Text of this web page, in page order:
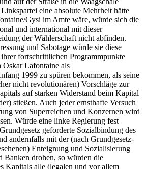
eine absolute Mehrheit hätte
Gysi im Amte wäre, würde sich die
und international mit dieser
der Wählerschaft nicht abfinden.
und Sabotage würde sie diese
fortschrittlichen Programmpunkte
Oskar Lafontaine als
1999 zu spüren bekommen, als seine
nicht revolutionären) Vorschläge zur
auf starken Widerstand beim Kapital
stießen. Auch jeder ernsthafte Versuch
von Superreichen und Konzernen wird
Würde eine linke Regierung fest
geforderte Sozialbindung des
andernfalls mit der (nach Grundgesetz-
Enteignung und Sozialisierung
Banken drohen, so würden die
Kapitals alle (legalen und vor allem